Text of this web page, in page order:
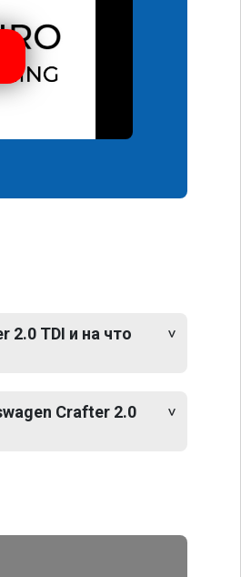
TDI и на что
Crafter 2.0